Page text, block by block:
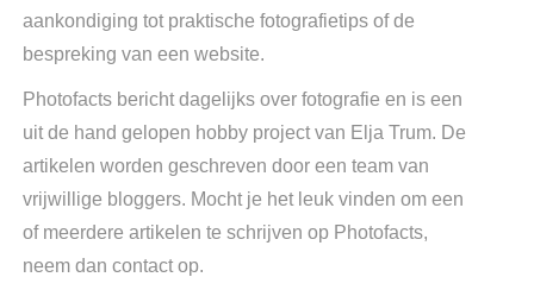
aankondiging tot praktische fotografietips of de
bespreking van een website.
Photofacts bericht dagelijks over fotografie en is een
uit de hand gelopen hobby project van Elja Trum. De
artikelen worden geschreven door een team van
vrijwillige bloggers. Mocht je het leuk vinden om een
of meerdere artikelen te schrijven op Photofacts,
neem dan contact op.